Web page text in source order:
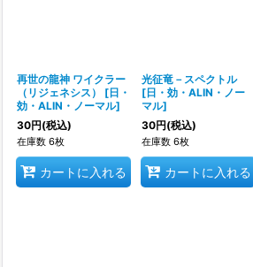
再世の龍神 ワイクラー
（リジェネシス）
[日・
効・ALIN・ノーマル]
30円(税込)
在庫数 6枚
カートに入れる
光征竜－スペクトル
[日・効・ALIN・ノー
マル]
30円(税込)
在庫数 6枚
カートに入れる